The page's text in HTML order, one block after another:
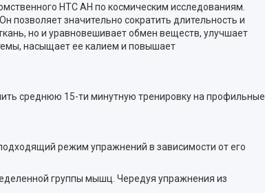
НТС АН по космическим исследованиям.
позволяет значительно сократить длительность и
но и уравновешивает обмен веществ, улучшает
насыщает ее калием и повышает
среднюю 15-ти минутную тренировку на профильные
режим упражнений в зависимости от его
группы мышц. Чередуя упражнения из